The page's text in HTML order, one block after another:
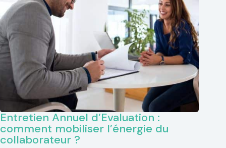
Entretien Annuel d’Evaluation :
comment mobiliser l’énergie du
collaborateur ?